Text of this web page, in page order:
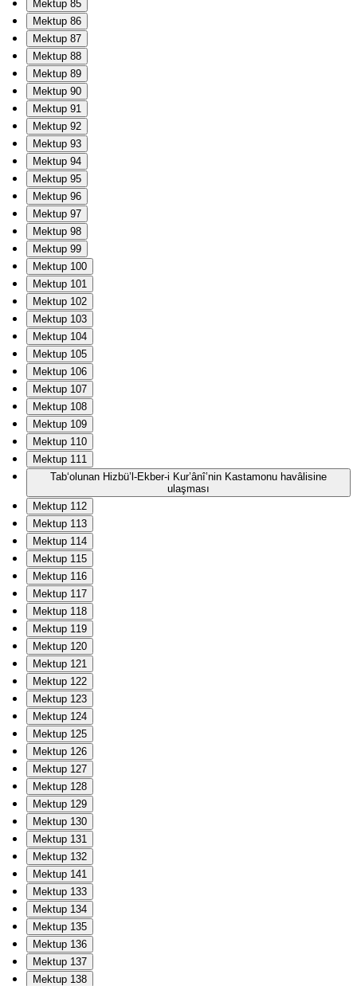
Mektup 85
Mektup 86
Mektup 87
Mektup 88
Mektup 89
Mektup 90
Mektup 91
Mektup 92
Mektup 93
Mektup 94
Mektup 95
Mektup 96
Mektup 97
Mektup 98
Mektup 99
Mektup 100
Mektup 101
Mektup 102
Mektup 103
Mektup 104
Mektup 105
Mektup 106
Mektup 107
Mektup 108
Mektup 109
Mektup 110
Mektup 111
Tab‘olunan Hizbü’l-Ekber-i Kur’ânî’nin Kastamonu havâlisine
ulaşması
Mektup 112
Mektup 113
Mektup 114
Mektup 115
Mektup 116
Mektup 117
Mektup 118
Mektup 119
Mektup 120
Mektup 121
Mektup 122
Mektup 123
Mektup 124
Mektup 125
Mektup 126
Mektup 127
Mektup 128
Mektup 129
Mektup 130
Mektup 131
Mektup 132
Mektup 141
Mektup 133
Mektup 134
Mektup 135
Mektup 136
Mektup 137
Mektup 138